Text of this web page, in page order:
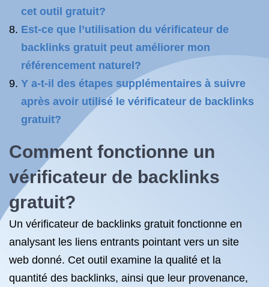
cet outil gratuit?
Est-ce que l’utilisation du vérificateur de
backlinks gratuit peut améliorer mon
référencement naturel?
Y a-t-il des étapes supplémentaires à suivre
après avoir utilisé le vérificateur de backlinks
gratuit?
Comment fonctionne un
vérificateur de backlinks
gratuit?
Un vérificateur de backlinks gratuit fonctionne en
analysant les liens entrants pointant vers un site
web donné. Cet outil examine la qualité et la
quantité des backlinks, ainsi que leur provenance,